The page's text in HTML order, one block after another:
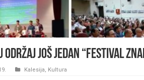
u održaj još jedan “festival
Kalesija, Kultura